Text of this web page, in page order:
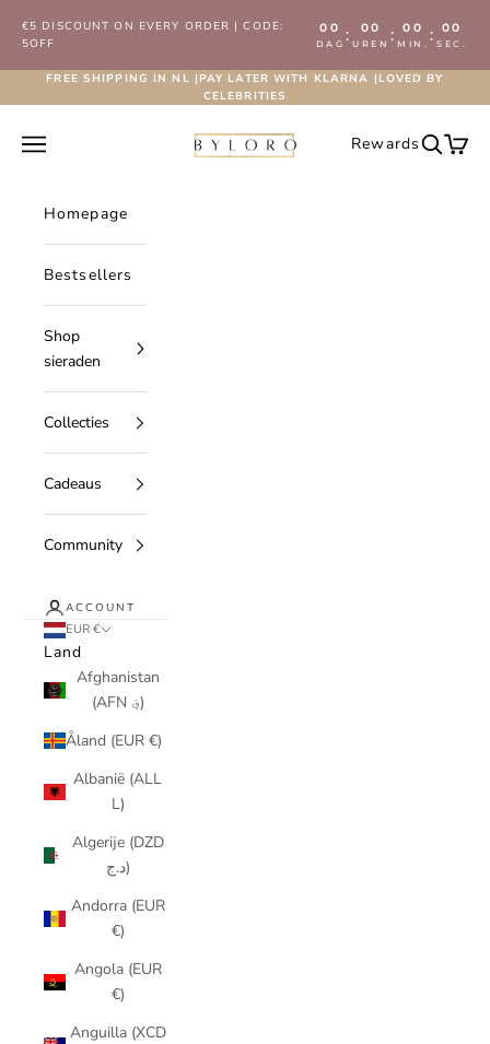
€5 DISCOUNT ON EVERY ORDER | CODE:
5OFF
00
DAG : 00
UREN : 00
MIN. : 00
SEC.
FREE SHIPPING IN NL |PAY LATER WITH KLARNA |LOVED BY
CELEBRITIES
Byloro.com
Navigatiemenu openen RewardsZoeken
Homepage
Bestsellers
Shop
sieraden
Collecties
Cadeaus
Community
ACCOUNT
EUR €
Land
Afghanistan
(AFN ؋)
Åland (EUR €)
Albanië (ALL
L)
Algerije (DZD
د.ج)
Andorra (EUR
€)
Angola (EUR
€)
Anguilla (XCD